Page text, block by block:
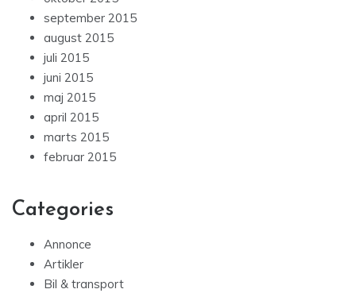
september 2015
august 2015
juli 2015
juni 2015
maj 2015
april 2015
marts 2015
februar 2015
Categories
Annonce
Artikler
Bil & transport